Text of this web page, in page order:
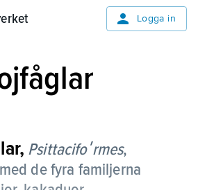
Logga in
Psittacifoʹrmes,
de fyra familjerna